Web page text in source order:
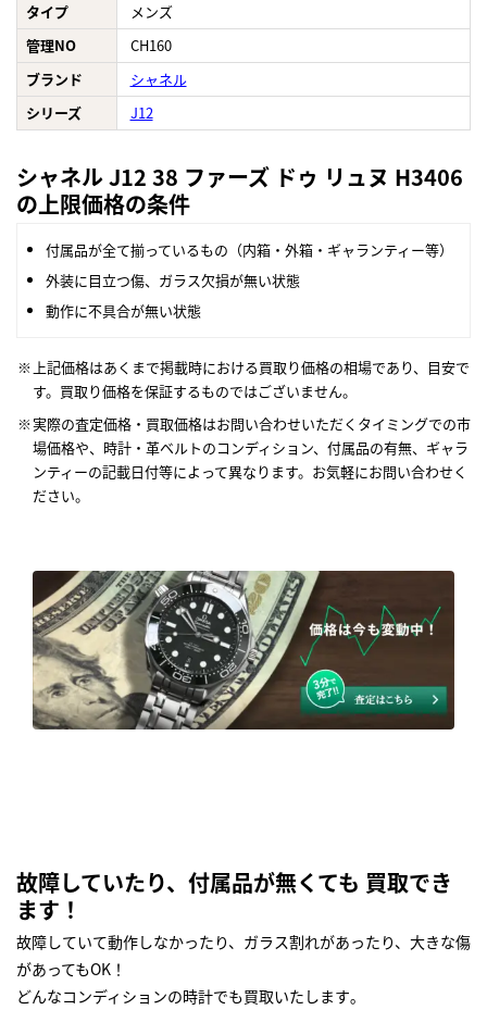
タイプ
メンズ
管理NO
CH160
ブランド
シャネル
シリーズ
J12
シャネル J12 38 ファーズ ドゥ リュヌ H3406
の上限価格の条件
付属品が全て揃っているもの（内箱・外箱・ギャランティー等）
外装に目立つ傷、ガラス欠損が無い状態
動作に不具合が無い状態
上記価格はあくまで掲載時における買取り価格の相場であり、目安で
す。買取り価格を保証するものではございません。
実際の査定価格・買取価格はお問い合わせいただくタイミングでの市
場価格や、時計・革ベルトのコンディション、付属品の有無、ギャラ
ンティーの記載日付等によって異なります。お気軽にお問い合わせく
ださい。
故障していたり、付属品が無くても 買取でき
ます！
故障していて動作しなかったり、ガラス割れがあったり、大きな傷
があってもOK！
どんなコンディションの時計でも買取いたします｡